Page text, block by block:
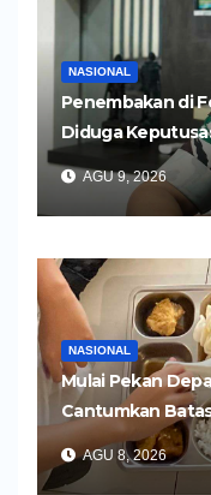
NASIONAL
Penembakan di
Diduga
AGU 9, 2026
NASIONAL
Mulai Pekan
Cantumkan
AGU 8, 2026